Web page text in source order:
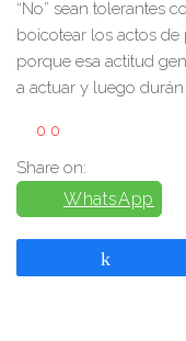
“No” sean tolerantes
boicotear los actos
porque esa actitud
a actuar y luego
0 0
Share on:
WhatsApp